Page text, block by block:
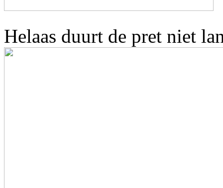
Helaas duurt de pret niet